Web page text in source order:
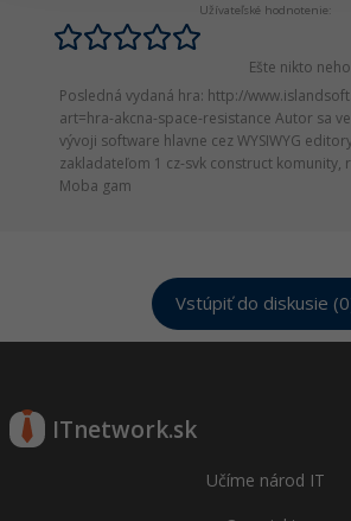
Siete
Kybernetická bezpečnost
Elektronický podpis
Ostatné
Fórum
Užívateľské hodnotenie:
Ešte nikto
Posledná vydaná hra: http://
art=hra-akcna-space-resistance Autor sa
vývoji software hlavne cez WYSIWYG
zakladateľom 1 cz-svk construct komunity,
Moba gam
Vstúpiť do diskusie
ITnetwork.sk
Učíme národ IT